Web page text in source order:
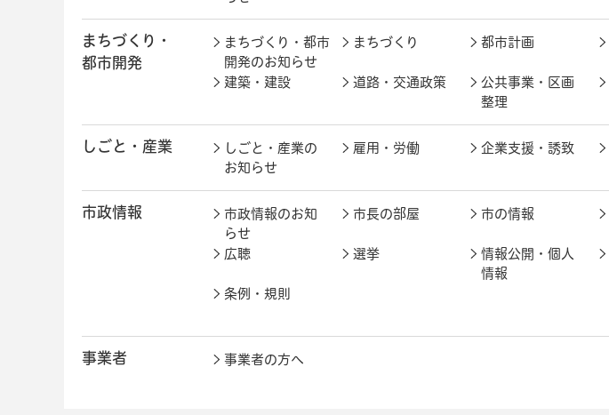
まちづくり・
都市開発
まちづくり・都市
開発のお知らせ
まちづくり 都市計画
建築・建設 道路・交通政策
公共事業・区画
整理
しごと・産業
しごと・産業の
お知らせ
雇用・労働 企業支援・誘致
市政情報
市政情報のお知
らせ
市長の部屋 市の情報
広聴 選挙
情報公開・個人
情報
条例・規則
事業者 事業者の方へ